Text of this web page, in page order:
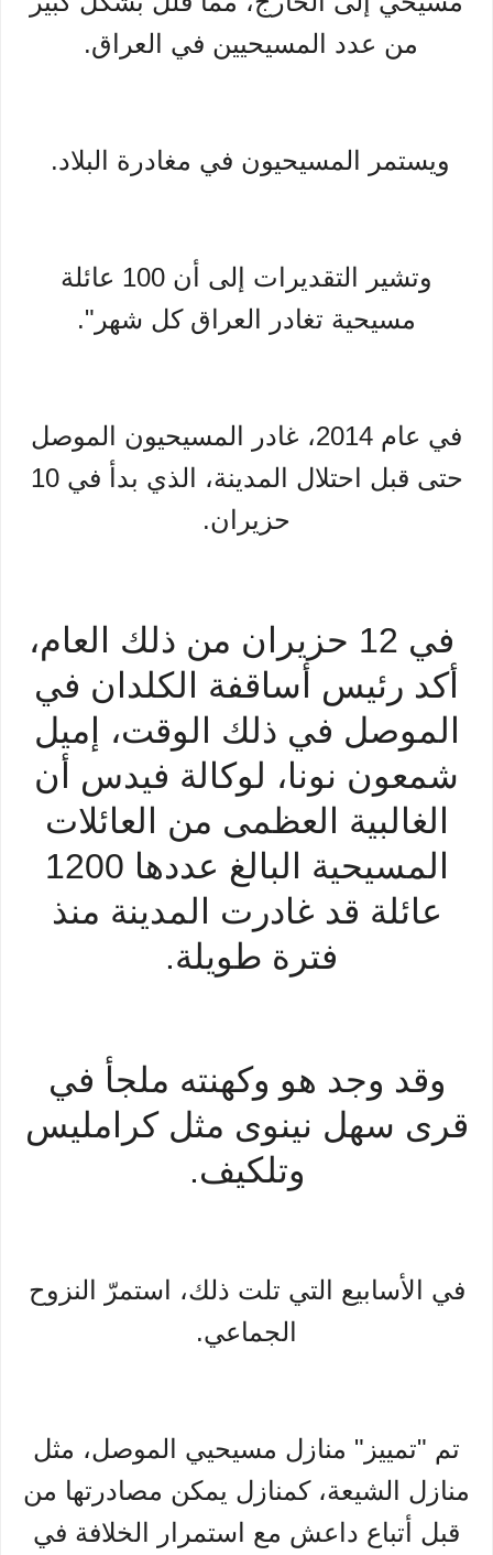
من عدد المسيحيين في العراق.
ويستمر المسيحيون في مغادرة البلاد.
وتشير التقديرات إلى أن 100 عائلة
مسيحية تغادر العراق كل شهر".
في عام 2014، غادر المسيحيون الموصل
حتى قبل احتلال المدينة، الذي بدأ في 10
حزيران.
في 12 حزيران من ذلك العام،
أكد رئيس أساقفة الكلدان في
الموصل في ذلك الوقت، إميل
شمعون نونا، لوكالة فيدس أن
الغالبية العظمى من العائلات
المسيحية البالغ عددها 1200
عائلة قد غادرت المدينة منذ
فترة طويلة.
وقد وجد هو وكهنته ملجأ في
قرى سهل نينوى مثل كرامليس
وتلكيف.
في الأسابيع التي تلت ذلك، استمرّ النزوح
الجماعي.
تم "تمييز" منازل مسيحيي الموصل، مثل
منازل الشيعة، كمنازل يمكن مصادرتها من
قبل أتباع داعش مع استمرار الخلافة في